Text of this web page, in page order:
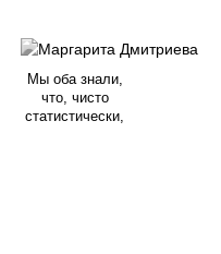
Мы оба знали,
что, чисто
статистически,